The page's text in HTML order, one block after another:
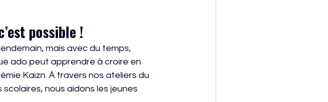
possible !
mais avec du temps,
ado peut apprendre à croire en
Kaizn. À travers nos ateliers du
nous aidons les jeunes